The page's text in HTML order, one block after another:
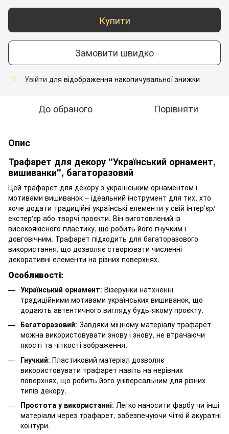
Купити
Замовити швидко
% Увійти для відображення накопичувальної знижки
До обраного Порівняти
Опис
Трафарет для декору "Український орнамент,
вишиванки", багаторазовий
Цей трафарет для декору з українським орнаментом і
мотивами вишиванок – ідеальний інструмент для тих, хто
хоче додати традиційні українські елементи у свій інтер’єр/
екстер'єр або творчі проєкти. Він виготовлений із
високоякісного пластику, що робить його гнучким і
довговічним. Трафарет підходить для багаторазового
використання, що дозволяє створювати численні
декоративні елементи на різних поверхнях.
Особливості:
Український орнамент: Візерунки натхненні
традиційними мотивами українських вишиванок, що
додають автентичного вигляду будь-якому проєкту.
Багаторазовий: Завдяки міцному матеріалу трафарет
можна використовувати знову і знову, не втрачаючи
якості та чіткості зображення.
Гнучкий: Пластиковий матеріал дозволяє
використовувати трафарет навіть на нерівних
поверхнях, що робить його універсальним для різних
типів декору.
Простота у використанні: Легко наносити фарбу чи інші
матеріали через трафарет, забезпечуючи чіткі й акуратні
контури.